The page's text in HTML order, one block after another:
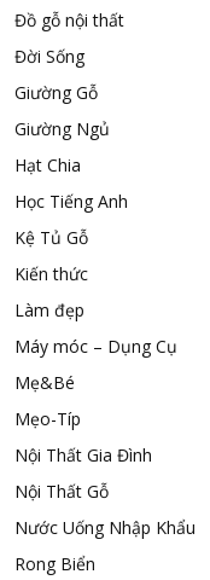
Đồ gỗ nội thất
Đời Sống
Giường Gỗ
Giường Ngủ
Hạt Chia
Học Tiếng Anh
Kệ Tủ Gỗ
Kiến thức
Làm đẹp
Máy móc – Dụng Cụ
Mẹ&Bé
Mẹo-Típ
Nội Thất Gia Đình
Nội Thất Gỗ
Nước Uống Nhập Khẩu
Rong Biển